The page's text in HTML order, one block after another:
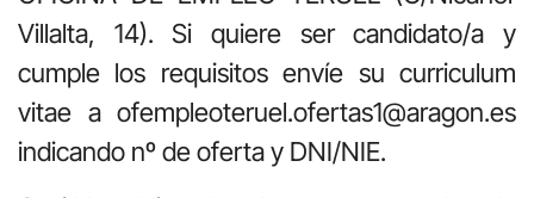
Villalta, 14). Si quiere ser candidato/a y
cumple los requisitos envíe su curriculum
vitae a ofempleoteruel.ofertas1@aragon.es
indicando nº de oferta y DNI/NIE.